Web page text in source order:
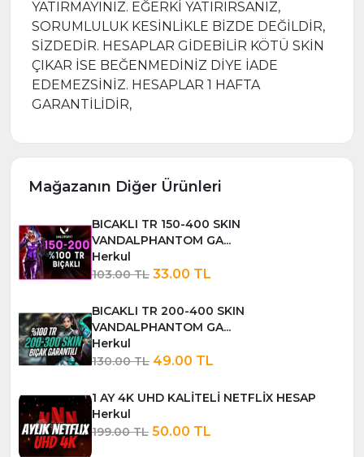
YATIRMAYINIZ. EĞERKİ YATIRIRSANIZ,
SORUMLULUK KESİNLİKLE BİZDE DEĞİLDİR,
SİZDEDİR. HESAPLAR GİDEBİLİR KÖTÜ SKİN
ÇIKAR İSE BEĞENMEDİNİZ DİYE İADE
EDEMEZSİNİZ. HESAPLAR 1 HAFTA
GARANTİLİDİR,
Mağazanın Diğer Ürünleri
BICAKLI TR 150-400 SKIN
VANDALPHANTOM GA...
Herkul
103.00 TL 33.00 TL
BICAKLI TR 200-400 SKIN
VANDALPHANTOM GA...
Herkul
130.00 TL 49.00 TL
1 AY 4K UHD KALİTELİ NETFLİX HESAP
Herkul
199.00 TL 50.00 TL